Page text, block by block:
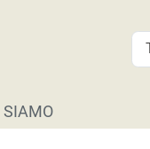
SIAMO